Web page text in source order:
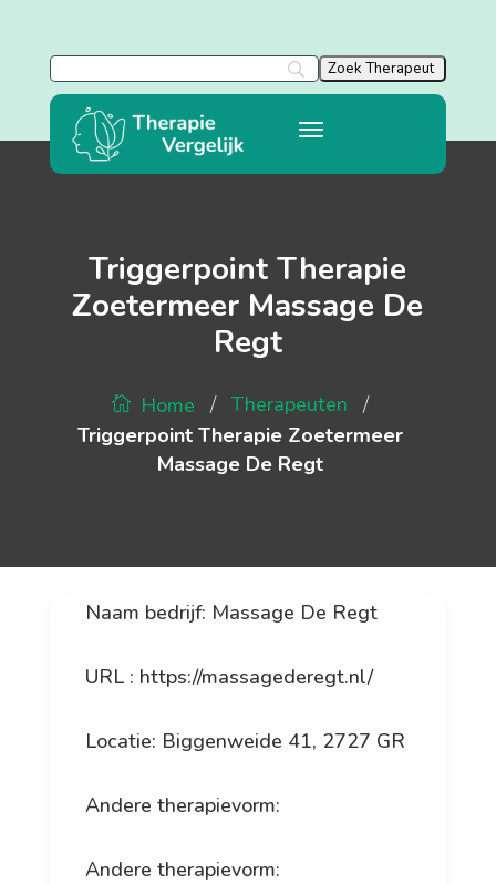
Triggerpoint Therapie
Zoetermeer Massage De
Regt
Home / Therapeuten /
Triggerpoint Therapie Zoetermeer
Massage De Regt
Naam bedrijf: Massage De Regt
URL : https://massagederegt.nl/
Locatie: Biggenweide 41, 2727 GR
Andere therapievorm:
Andere therapievorm: